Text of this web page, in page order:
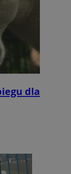
dla